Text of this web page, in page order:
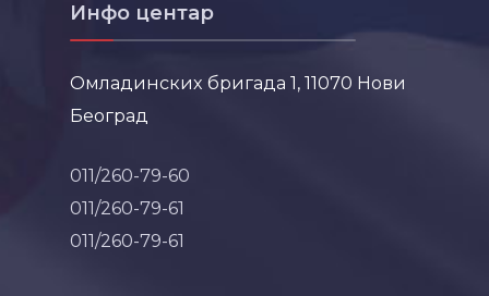
Инфо центар
Омладинских бригада 1, 11070 Нови
Београд
011/260-79-60
011/260-79-61
011/260-79-61